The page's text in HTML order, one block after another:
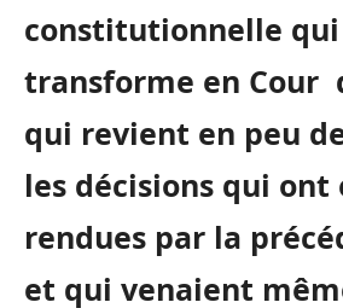
constitutionnelle qui
transforme en Cour
qui revient en peu
les décisions qui ont
rendues par la
et qui venaient